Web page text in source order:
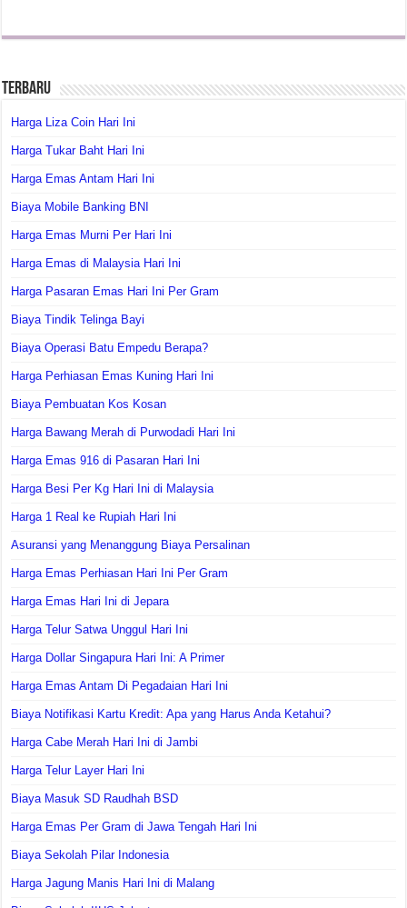
Terbaru
Harga Liza Coin Hari Ini
Harga Tukar Baht Hari Ini
Harga Emas Antam Hari Ini
Biaya Mobile Banking BNI
Harga Emas Murni Per Hari Ini
Harga Emas di Malaysia Hari Ini
Harga Pasaran Emas Hari Ini Per Gram
Biaya Tindik Telinga Bayi
Biaya Operasi Batu Empedu Berapa?
Harga Perhiasan Emas Kuning Hari Ini
Biaya Pembuatan Kos Kosan
Harga Bawang Merah di Purwodadi Hari Ini
Harga Emas 916 di Pasaran Hari Ini
Harga Besi Per Kg Hari Ini di Malaysia
Harga 1 Real ke Rupiah Hari Ini
Asuransi yang Menanggung Biaya Persalinan
Harga Emas Perhiasan Hari Ini Per Gram
Harga Emas Hari Ini di Jepara
Harga Telur Satwa Unggul Hari Ini
Harga Dollar Singapura Hari Ini: A Primer
Harga Emas Antam Di Pegadaian Hari Ini
Biaya Notifikasi Kartu Kredit: Apa yang Harus Anda Ketahui?
Harga Cabe Merah Hari Ini di Jambi
Harga Telur Layer Hari Ini
Biaya Masuk SD Raudhah BSD
Harga Emas Per Gram di Jawa Tengah Hari Ini
Biaya Sekolah Pilar Indonesia
Harga Jagung Manis Hari Ini di Malang